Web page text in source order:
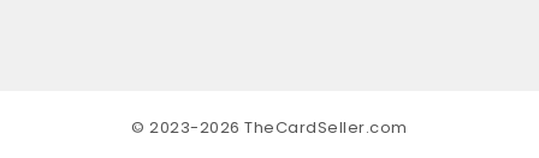
© 2023-2026 TheCardSeller.com